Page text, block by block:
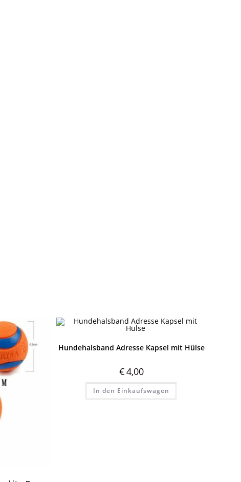
Hundehalsband Adresse Kapsel mit Hülse
€4,00
In den Einkaufswagen